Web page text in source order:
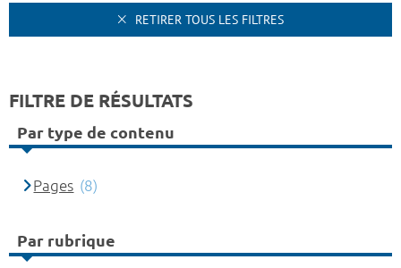
RETIRER TOUS LES FILTRES
FILTRE DE RÉSULTATS
Par type de contenu
Pages (8)
Par rubrique